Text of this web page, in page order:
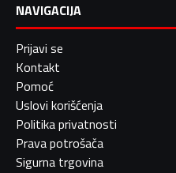
NAVIGACIJA
Prijavi se
Kontakt
Pomoć
Uslovi korišćenja
Politika privatnosti
Prava potrošača
Sigurna trgovina